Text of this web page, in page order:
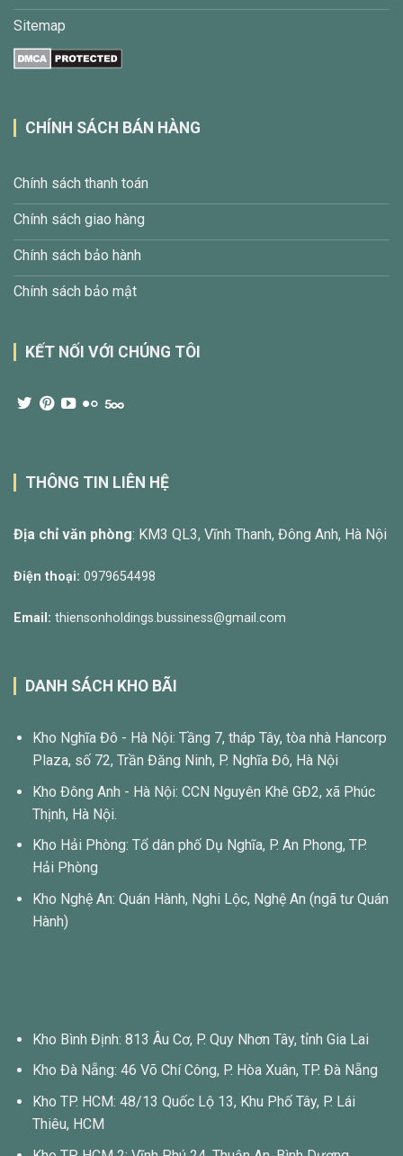
Sitemap
CHÍNH SÁCH BÁN HÀNG
Chính sách thanh toán
Chính sách giao hàng
Chính sách bảo hành
Chính sách bảo mật
KẾT NỐI VỚI CHÚNG TÔI
THÔNG TIN LIÊN HỆ
Địa chỉ văn phòng: KM3 QL3, Vĩnh Thanh, Đông Anh, Hà Nội
Điện thoại: 0979654498
Email: thiensonholdings.bussiness@gmail.com
DANH SÁCH KHO BÃI
Kho Nghĩa Đô - Hà Nội: Tầng 7, tháp Tây, tòa nhà Hancorp
Plaza, số 72, Trần Đăng Ninh, P. Nghĩa Đô, Hà Nội
Kho Đông Anh - Hà Nội: CCN Nguyên Khê GĐ2, xã Phúc
Thịnh, Hà Nội.
Kho Hải Phòng: Tổ dân phố Dụ Nghĩa, P. An Phong, TP.
Hải Phòng
Kho Nghệ An: Quán Hành, Nghi Lộc, Nghệ An (ngã tư Quán
Hành)
Kho Bình Định: 813 Âu Cơ, P. Quy Nhơn Tây, tỉnh Gia Lai
Kho Đà Nẵng: 46 Võ Chí Công, P. Hòa Xuân, TP. Đà Nẵng
Kho TP. HCM: 48/13 Quốc Lộ 13, Khu Phố Tây, P. Lái
Thiêu, HCM